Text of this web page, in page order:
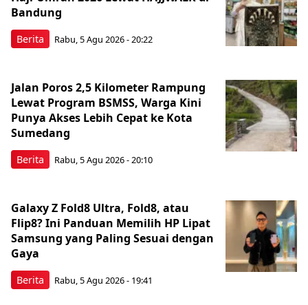
Berita
Bandung
Rabu, 5 Agu 2026 - 20:22
Berita
Jalan Poros 2,5 Kilometer Rampung
Lewat Program BSMSS, Warga Kini
Punya Akses Lebih Cepat ke Kota
Sumedang
Rabu, 5 Agu 2026 - 20:10
Berita
Galaxy Z Fold8 Ultra, Fold8, atau
Flip8? Ini Panduan Memilih HP Lipat
Samsung yang Paling Sesuai dengan
Gaya
Rabu, 5 Agu 2026 - 19:41